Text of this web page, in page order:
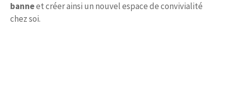
banneet créer ainsi un nouvel espace de convivialité
chez soi.